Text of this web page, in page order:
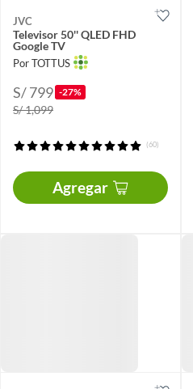
JVC
Televisor 50'' QLED FHD
Google TV
Por TOTTUS
S/ 799 -27%
S/ 1,099
(60)
Agregar